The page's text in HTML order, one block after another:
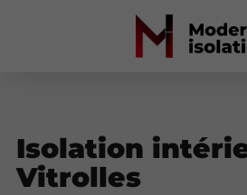
Isolation
Vitrolles